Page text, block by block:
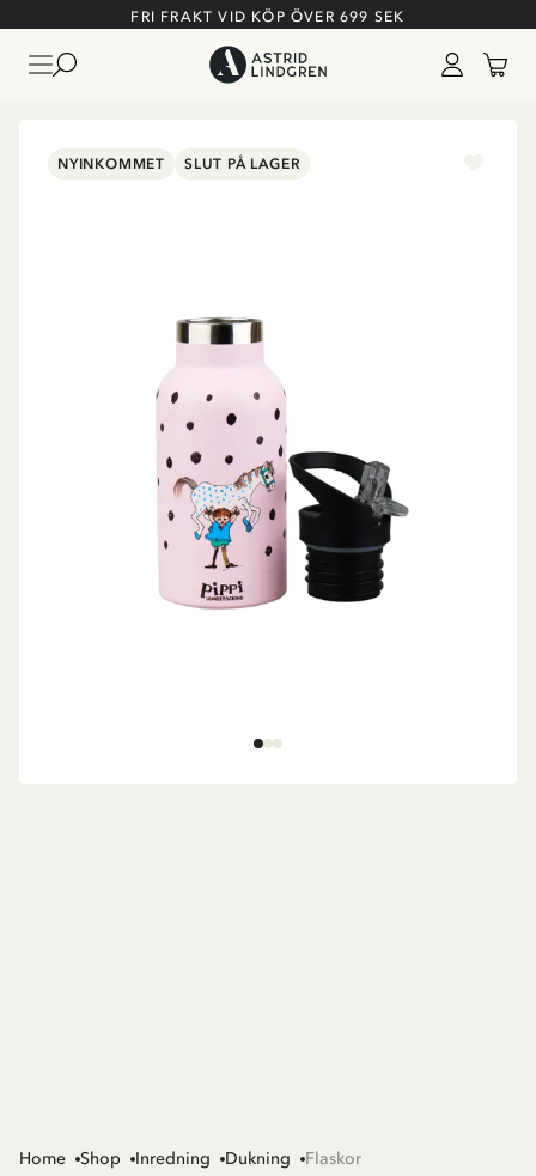
FRI FRAKT VID KÖP ÖVER 699 SEK
NYINKOMMET SLUT PÅ LAGER
Home Shop Inredning Dukning Flaskor